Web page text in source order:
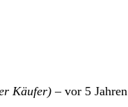
Käufer) – vor 5 Jahren